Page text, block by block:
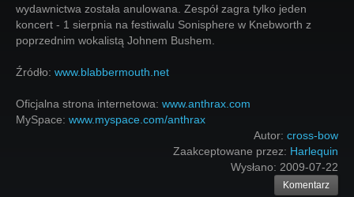
wydawnictwa została anulowana. Zespół zagra tylko jeden
koncert - 1 sierpnia na festiwalu Sonisphere w Knebworth z
poprzednim wokalistą Johnem Bushem.
Źródło: www.blabbermouth.net
Oficjalna strona internetowa: www.anthrax.com
MySpace: www.myspace.com/anthrax
Autor: cross-bow
Zaakceptowane przez: Harlequin
Wysłano: 2009-07-22
Komentarz